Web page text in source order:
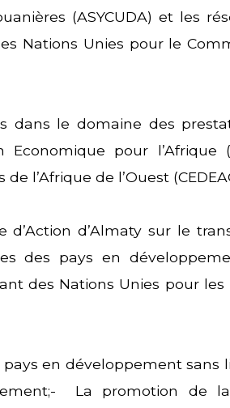
(ASYCUDA) et les
Nations Unies pour le
dans le domaine des
pour l’Afrique
l’Afrique de l’Ouest
d’Almaty sur le
des pays en
des Nations Unies pour les
en développement sans
La promotion de